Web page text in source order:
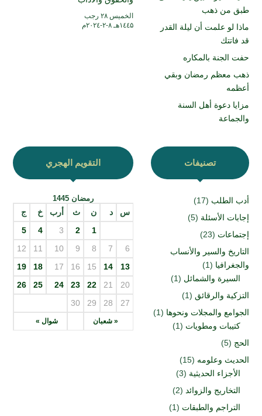
طبق من ذهب
ماذا لو علمت أن ليلة القدر
قد فاتتك
حفت الجنة بالمكاره
ذهب معظم رمضان وبقي
أعظمه
مزايا دعوة أهل السنة
والجماعة
الخميس ۲۸ رجب
۱٤٤۵هـ ۸-۲-۲۰۲٤م
تصنيفات
أدب الطلب (17)
إجابات الأسئلة (5)
إجتماعات (23)
التاريخ والسير والأنساب
والجغرافيا (1)
السيرة والشمائل (1)
التزكية والرقائق (1)
الجوامع والمجلات ونحوها (1)
كتيبات ومطويات (1)
الحج (5)
الحديث وعلومه (15)
الأجزاء الحديثية (3)
التخاريج والزوائد (2)
التراجم والطبقات (1)
التقويم الهجري
رمضان 1445
س د ن ث أرب خ ج
« شعبان شوال »
1
2
3
4
5
6
7
8
9
10
11
12
13
14
15
16
17
18
19
20
21
22
23
24
25
26
27
28
29
30